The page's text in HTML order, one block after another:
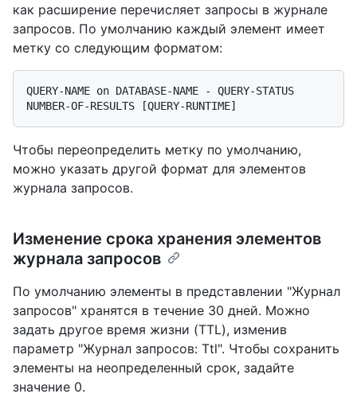
как расширение перечисляет запросы в журнале
запросов. По умолчанию каждый элемент имеет
метку со следующим форматом:
QUERY-NAME on DATABASE-NAME - QUERY-STATUS
Чтобы переопределить метку по умолчанию,
можно указать другой формат для элементов
журнала запросов.
Изменение срока хранения элементов
журнала запросов
По умолчанию элементы в представлении "Журнал
запросов" хранятся в течение 30 дней. Можно
задать другое время жизни (TTL), изменив
параметр "Журнал запросов: Ttl". Чтобы сохранить
элементы на неопределенный срок, задайте
значение 0.